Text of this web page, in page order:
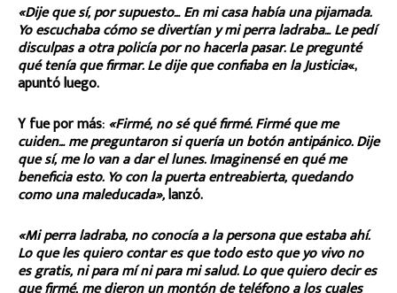
«Dije que sí, por supuesto… En mi casa había una pijamada.
Yo escuchaba cómo se divertían y mi perra ladraba… Le pedí
disculpas a otra policía por no hacerla pasar. Le pregunté
qué tenía que firmar. Le dije que confiaba en la Justicia«,
apuntó luego.
Y fue por más:«Firmé, no sé qué firmé. Firmé que me
cuiden… me preguntaron si quería un botón antipánico. Dije
que sí, me lo van a dar el lunes. Imaginensé en qué me
beneficia esto. Yo con la puerta entreabierta, quedando
como una maleducada»,lanzó.
«Mi perra ladraba, no conocía a la persona que estaba ahí.
Lo que les quiero contar es que todo esto que yo vivo no
es gratis, ni para mí ni para mi salud. Lo que quiero decir es